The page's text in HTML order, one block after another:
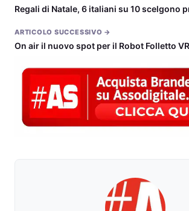
Regali di Natale, 6 italiani su 10 scelgono
ARTICOLO SUCCESSIVO →
On air il nuovo spot per il Robot Folletto